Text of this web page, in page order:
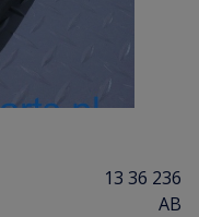
13 36 236
AB